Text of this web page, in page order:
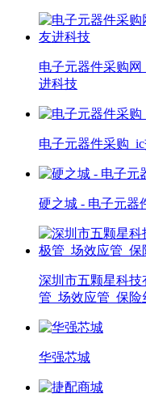
电子元器件采购
进科技
电子元器件采购
硬之城 - 电子元器
深圳市五颗星科技
管_场效应管_保
华强芯城